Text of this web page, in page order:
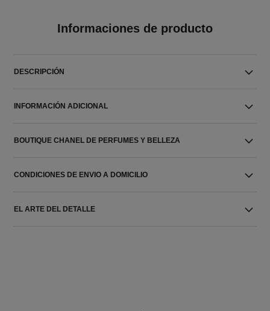
Informaciones de producto
DESCRIPCIÓN
INFORMACIÓN ADICIONAL
BOUTIQUE CHANEL DE PERFUMES Y BELLEZA
CONDICIONES DE ENVIO A DOMICILIO
EL ARTE DEL DETALLE